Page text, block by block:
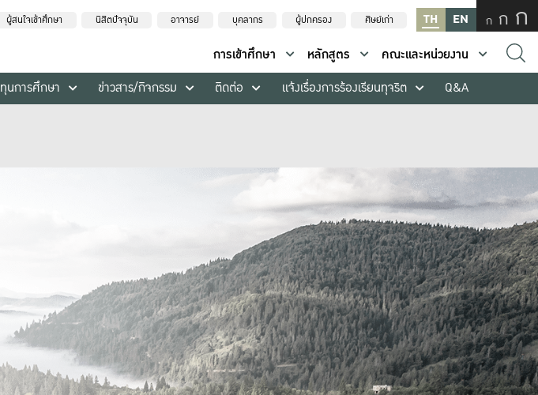
ผู้สนใจเข้าศึกษา นิสิตปัจจุบัน อาจารย์ บุคลากร ผู้ปกครอง ศิษย์เก่า TH EN ก ก ก
การเข้าศึกษา หลักสูตร
คณะและหน่วยงาน
ทุนการศึกษา ข่าวสาร/กิจกรรม ติดต่อ แจ้งเรื่องการร้องเรียนทุจริต Q&A